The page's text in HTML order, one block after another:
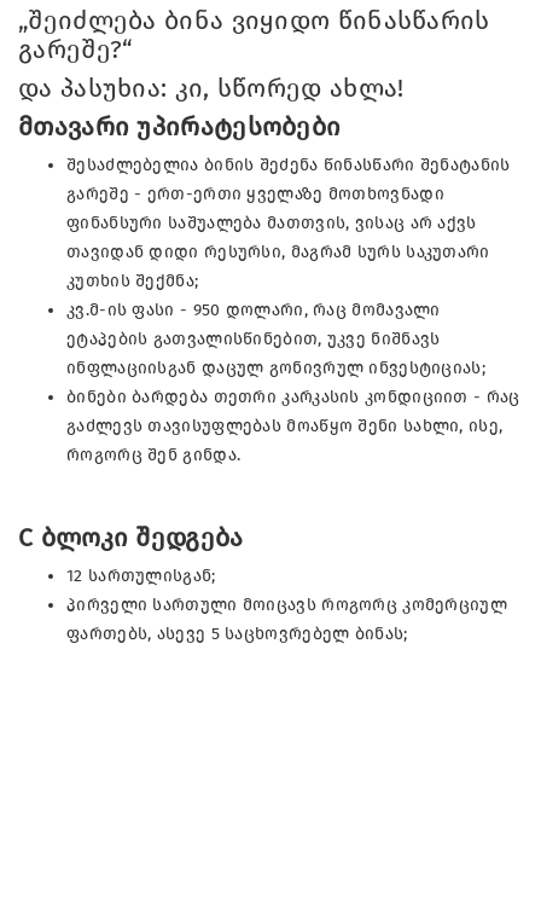
„შეიძლება ბინა ვიყიდო წინასწარის
გარეშე?“
და პასუხია: კი, სწორედ ახლა!
მთავარი უპირატესობები
შესაძლებელია ბინის შეძენა წინასწარი შენატანის
გარეშე - ერთ-ერთი ყველაზე მოთხოვნადი
ფინანსური საშუალება მათთვის, ვისაც არ აქვს
თავიდან დიდი რესურსი, მაგრამ სურს საკუთარი
კუთხის შექმნა;
კვ.მ-ის ფასი - 950 დოლარი, რაც მომავალი
ეტაპების გათვალისწინებით, უკვე ნიშნავს
ინფლაციისგან დაცულ გონივრულ ინვესტიციას;
ბინები ბარდება თეთრი კარკასის კონდიციით - რაც
გაძლევს თავისუფლებას მოაწყო შენი სახლი, ისე,
როგორც შენ გინდა.
C ბლოკი შედგება
12 სართულისგან;
პირველი სართული მოიცავს როგორც კომერციულ
ფართებს, ასევე 5 საცხოვრებელ ბინას;